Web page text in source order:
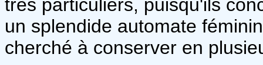
très particuliers, puisqu'ils
un splendide automate
cherché à conserver en